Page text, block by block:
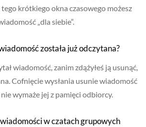
tego krótkiego okna czasowego możesz
„dla siebie”.
została już odczytana?
wiadomość, zanim zdążyłeś ją usunąć,
Cofnięcie wysłania usunie wiadomość
wymaże jej z pamięci odbiorcy.
w czatach grupowych